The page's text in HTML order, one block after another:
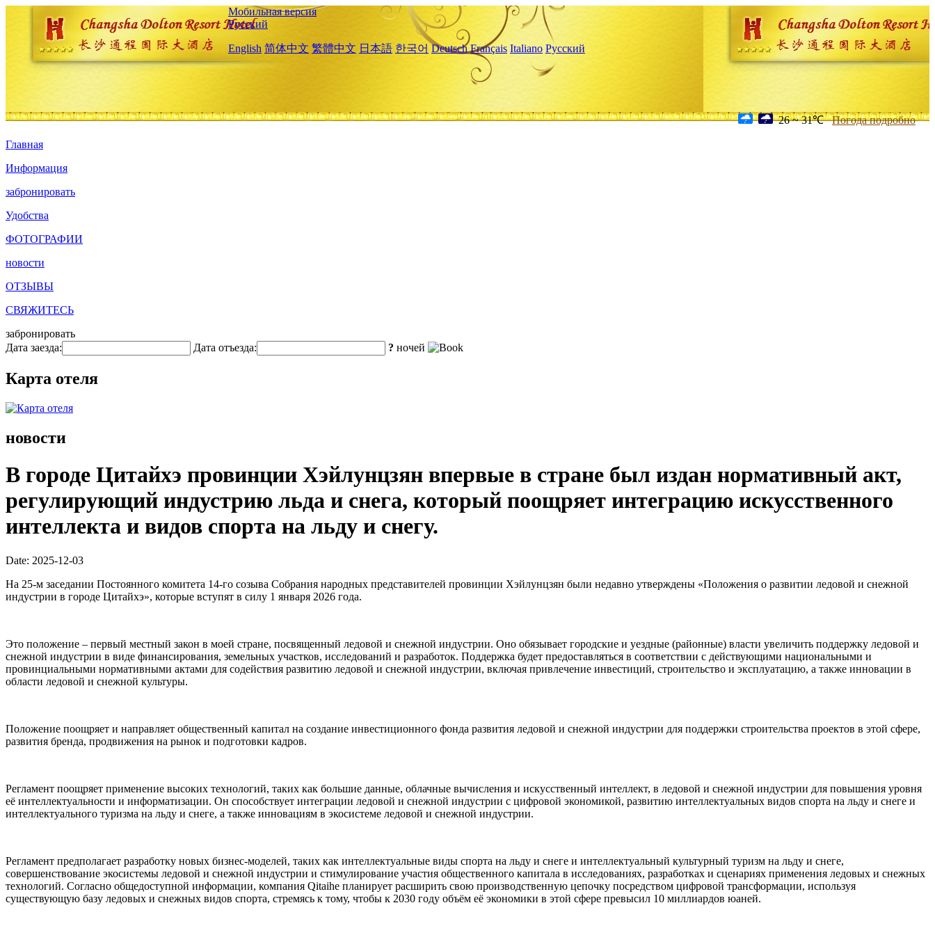
Мобильная версия
Русский
English 简体中文 繁體中文 日本語 한국어 Deutsch Français Italiano Русский
26 ~ 31℃ Погода подробно
Главная
Информация
забронировать
Удобства
ФОТОГРАФИИ
новости
ОТЗЫВЫ
СВЯЖИТЕСЬ
забронировать
Дата заезда:
Дата отъезда: ? ночей
Карта отеля
новости
В городе Цитайхэ провинции Хэйлунцзян впервые в стране был издан нормативный акт,
регулирующий индустрию льда и снега, который поощряет интеграцию искусственного
интеллекта и видов спорта на льду и снегу.
Date: 2025-12-03
На 25-м заседании Постоянного комитета 14-го созыва Собрания народных представителей провинции Хэйлунцзян были недавно утверждены «Положения о развитии ледовой и снежной
индустрии в городе Цитайхэ», которые вступят в силу 1 января 2026 года.
Это положение – первый местный закон в моей стране, посвященный ледовой и снежной индустрии. Оно обязывает городские и уездные (районные) власти увеличить поддержку ледовой и
снежной индустрии в виде финансирования, земельных участков, исследований и разработок. Поддержка будет предоставляться в соответствии с действующими национальными и
провинциальными нормативными актами для содействия развитию ледовой и снежной индустрии, включая привлечение инвестиций, строительство и эксплуатацию, а также инновации в
области ледовой и снежной культуры.
Положение поощряет и направляет общественный капитал на создание инвестиционного фонда развития ледовой и снежной индустрии для поддержки строительства проектов в этой сфере,
развития бренда, продвижения на рынок и подготовки кадров.
Регламент поощряет применение высоких технологий, таких как большие данные, облачные вычисления и искусственный интеллект, в ледовой и снежной индустрии для повышения уровня
её интеллектуальности и информатизации. Он способствует интеграции ледовой и снежной индустрии с цифровой экономикой, развитию интеллектуальных видов спорта на льду и снеге и
интеллектуального туризма на льду и снеге, а также инновациям в экосистеме ледовой и снежной индустрии.
Регламент предполагает разработку новых бизнес-моделей, таких как интеллектуальные виды спорта на льду и снеге и интеллектуальный культурный туризм на льду и снеге,
совершенствование экосистемы ледовой и снежной индустрии и стимулирование участия общественного капитала в исследованиях, разработках и сценариях применения ледовых и снежных
технологий. Согласно общедоступной информации, компания Qitaihe планирует расширить свою производственную цепочку посредством цифровой трансформации, используя
существующую базу ледовых и снежных видов спорта, стремясь к тому, чтобы к 2030 году объём её экономики в этой сфере превысил 10 миллиардов юаней.